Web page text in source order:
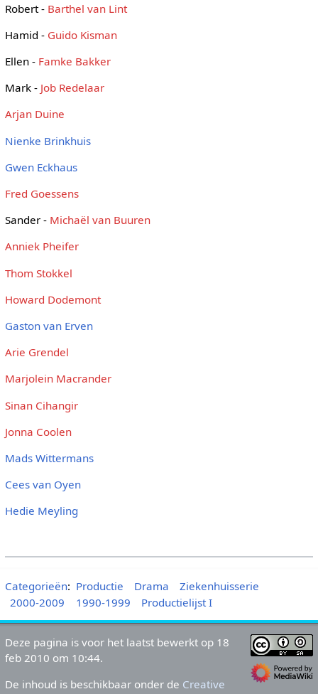
Robert - Barthel van Lint
Hamid - Guido Kisman
Ellen - Famke Bakker
Mark - Job Redelaar
Arjan Duine
Nienke Brinkhuis
Gwen Eckhaus
Fred Goessens
Sander - Michaël van Buuren
Anniek Pheifer
Thom Stokkel
Howard Dodemont
Gaston van Erven
Arie Grendel
Marjolein Macrander
Sinan Cihangir
Jonna Coolen
Mads Wittermans
Cees van Oyen
Hedie Meyling
Categorieën: Productie Drama
Ziekenhuisserie
2000-2009
1990-1999 Productielijst I
Deze pagina is voor het laatst bewerkt op 18
feb 2010 om 10:44.
De inhoud is beschikbaar onder de Creative